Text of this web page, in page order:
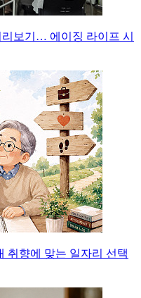
보기… 에이징 라이프 시
취향에 맞는 일자리 선택